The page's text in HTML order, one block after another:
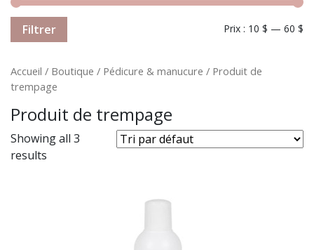
Filtrer Prix : 10 $ — 60 $
Accueil / Boutique / Pédicure & manucure / Produit de
trempage
Produit de trempage
Showing all 3
results